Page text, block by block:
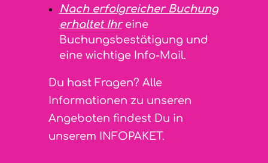
Nach erfolgreicher Buchung
erhaltet Ihreine
Buchungsbestätigung und
eine wichtige Info-Mail.
Du hast Fragen? Alle
Informationen zu unseren
Angeboten findest Du in
unserem INFOPAKET.